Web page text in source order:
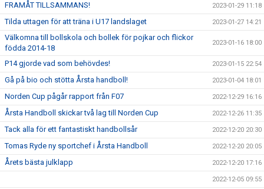
FRAMÅT TILLSAMMANS! 2023-01-29 11:18
Tilda uttagen för att träna i U17 landslaget 2023-01-27 14:21
Välkomna till bollskola och bollek för pojkar och flickor
födda 2014-18
2023-01-16 18:00
P14 gjorde vad som behövdes! 2023-01-15 22:54
Gå på bio och stötta Årsta handboll! 2023-01-04 18:01
Norden Cup pågår rapport från F07 2022-12-29 16:16
Årsta Handboll skickar två lag till Norden Cup 2022-12-26 11:35
Tack alla för ett fantastiskt handbollsår 2022-12-20 20:30
Tomas Ryde ny sportchef i Årsta Handboll 2022-12-20 20:05
Årets bästa julklapp 2022-12-20 17:16
2022-12-05 09:55